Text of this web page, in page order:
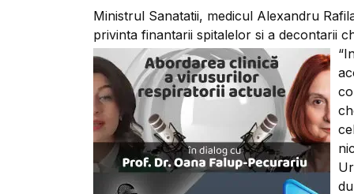
Ministrul Sanatatii, medicul Alexandru
privinta finantarii spitalelor si a decontarii